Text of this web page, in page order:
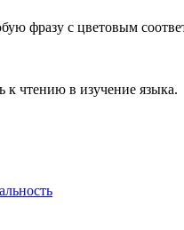
фразу с цветовым
к чтению в изучение языка.